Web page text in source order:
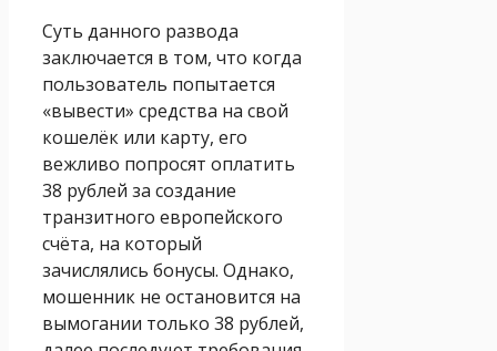
Суть данного развода
заключается в том, что когда
пользователь попытается
«вывести» средства на свой
кошелёк или карту, его
вежливо попросят оплатить
38 рублей за создание
транзитного европейского
счёта, на который
зачислялись бонусы. Однако,
мошенник не остановится на
вымогании только 38 рублей,